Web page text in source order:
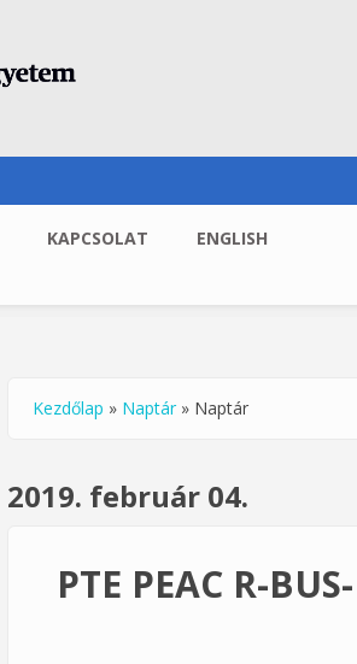
KAPCSOLAT
ENGLISH
Jelenlegi hely
Kezdőlap » Naptár » Naptár
2019. február 04.
PTE PEAC R-